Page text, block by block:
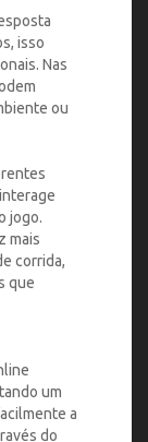
isso
Nas
ou
jogo.
mais
corrida,
que
um
a
do